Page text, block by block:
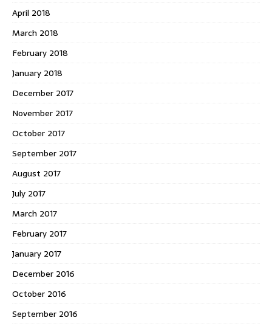
April 2018
March 2018
February 2018
January 2018
December 2017
November 2017
October 2017
September 2017
August 2017
July 2017
March 2017
February 2017
January 2017
December 2016
October 2016
September 2016